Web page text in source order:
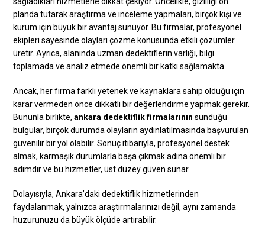
planda tutarak araştırma ve inceleme yapmaları, birçok kişi ve
kurum için büyük bir avantaj sunuyor. Bu firmalar, profesyonel
ekipleri sayesinde olayları çözme konusunda etkili çözümler
üretir. Ayrıca, alanında uzman dedektiflerin varlığı, bilgi
toplamada ve analiz etmede önemli bir katkı sağlamakta.
Ancak, her firma farklı yetenek ve kaynaklara sahip olduğu için
karar vermeden önce dikkatli bir değerlendirme yapmak gerekir.
Bununla birlikte,ankara dedektiflik firmalarının sunduğu
bulgular, birçok durumda olayların aydınlatılmasında başvurulan
güvenilir bir yol olabilir. Sonuç itibarıyla, profesyonel destek
almak, karmaşık durumlarla başa çıkmak adına önemli bir
adımdır ve bu hizmetler, üst düzey güven sunar.
Dolayısıyla, Ankara’daki dedektiflik hizmetlerinden
faydalanmak, yalnızca araştırmalarınızı değil, aynı zamanda
huzurunuzu da büyük ölçüde artırabilir.